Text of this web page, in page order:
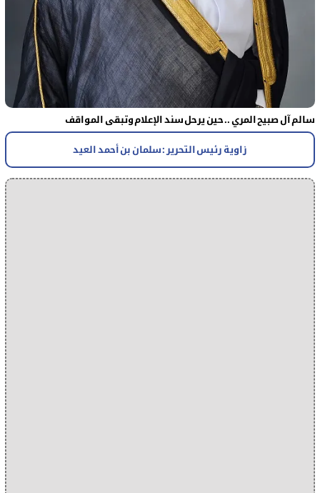
سالم آل صبيح المري .. حين يرحل سند الإعلام وتبقى المواقف
زاوية رئيس التحرير : سلمان بن أحمد العيد